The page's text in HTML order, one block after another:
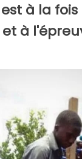
à la fois
à